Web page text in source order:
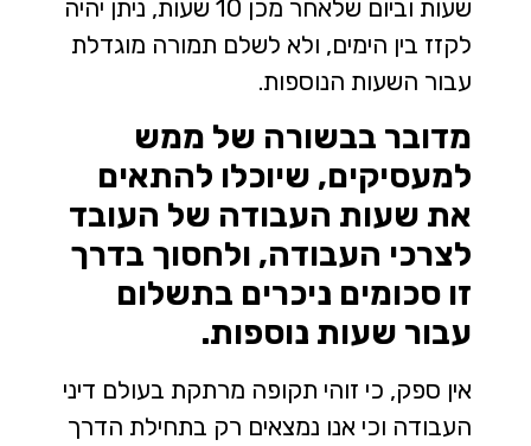
שעות וביום שלאחר מכן 10 שעות, ניתן יהיה
לקזז בין הימים, ולא לשלם תמורה מוגדלת
עבור השעות הנוספות.
מדובר בבשורה של ממש
למעסיקים, שיוכלו להתאים
את שעות העבודה של העובד
לצרכי העבודה, ולחסוך בדרך
זו סכומים ניכרים בתשלום
עבור שעות נוספות.
אין ספק, כי זוהי תקופה מרתקת בעולם דיני
העבודה וכי אנו נמצאים רק בתחילת הדרך